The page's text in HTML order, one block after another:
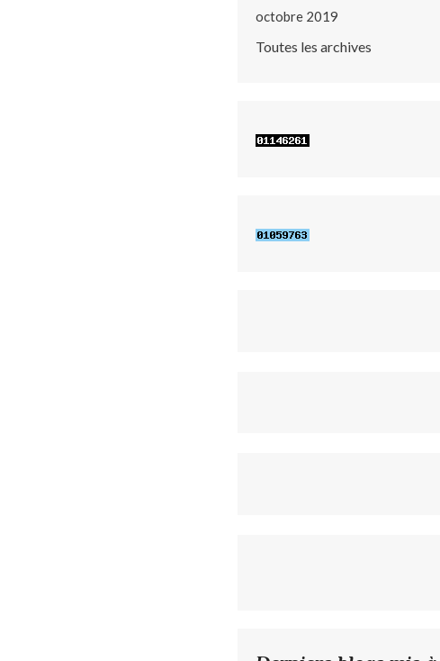
octobre 2019
Toutes les archives